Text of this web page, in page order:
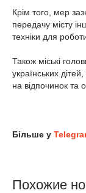
Крім того, мер
передачу місту
техніки для
Також міські
українських
на відпочинок та
Більше у
Похожие